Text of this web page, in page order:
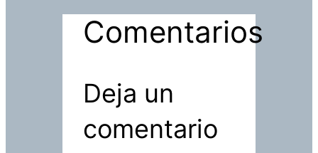
Comentarios
Deja un
comentario